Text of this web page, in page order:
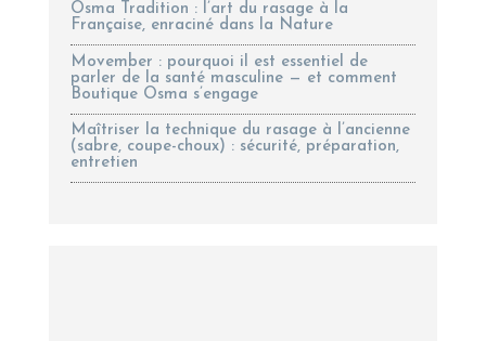
Osma Tradition : l’art du rasage à la
Française, enraciné dans la Nature
Movember : pourquoi il est essentiel de
parler de la santé masculine — et comment
Boutique Osma s’engage
Maîtriser la technique du rasage à l’ancienne
(sabre, coupe-choux) : sécurité, préparation,
entretien